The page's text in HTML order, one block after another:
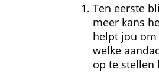
Ten eerste
meer kans
helpt jou om
welke
op te stellen